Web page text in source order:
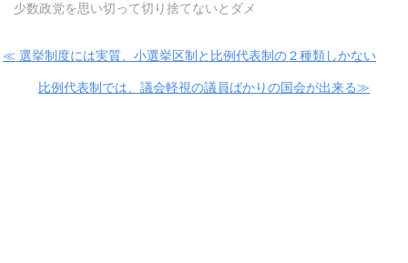
少数政党を思い切って切り捨てないとダメ
≪ 選挙制度には実質、小選挙区制と比例代表制の２種類しかない
比例代表制では、議会軽視の議員ばかりの国会が出来る≫